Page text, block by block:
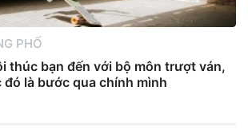
PHỐ
thúc bạn đến với bộ môn trượt ván,
là bước qua chính mình